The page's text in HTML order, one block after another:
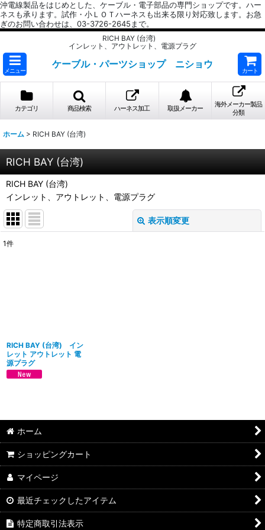
沖電線製品をはじめとした、ケーブル・電子部品の専門ショップです。ハー
ネスも承ります。試作・小ＬＯＴハーネスも出来る限り対応致します。お急
ぎのお問い合わせは、03-3726-2645まで。
RICH BAY (台湾)
インレット、アウトレット、電源プラグ
メニュー
ケーブル・パーツショップ ニショウ
カート
カテゴリ 商品検索 ハーネス加工 取扱メーカー
海外メーカー製品
分類
ホーム > RICH BAY (台湾)
RICH BAY (台湾)
RICH BAY (台湾)
インレット、アウトレット、電源プラグ
表示順変更
1件
RICH BAY (台湾) イン
レット アウトレット 電
源プラグ
ホーム
ショッピングカート
マイページ
最近チェックしたアイテム
特定商取引法表示